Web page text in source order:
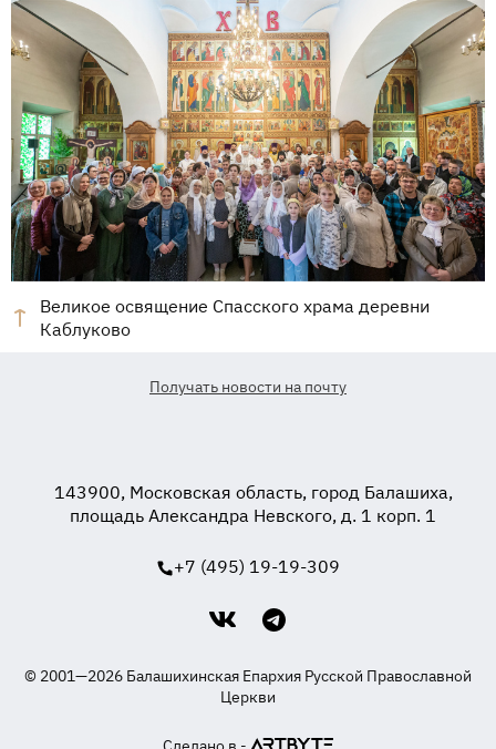
Великое освящение Спасского храма деревни
Каблуково
Получать новости на почту
143900, Московская область, город Балашиха,
площадь Александра Невского, д. 1 корп. 1
+7 (495) 19-19-309
© 2001—2026 Балашихинская Епархия Русской Православной
Церкви